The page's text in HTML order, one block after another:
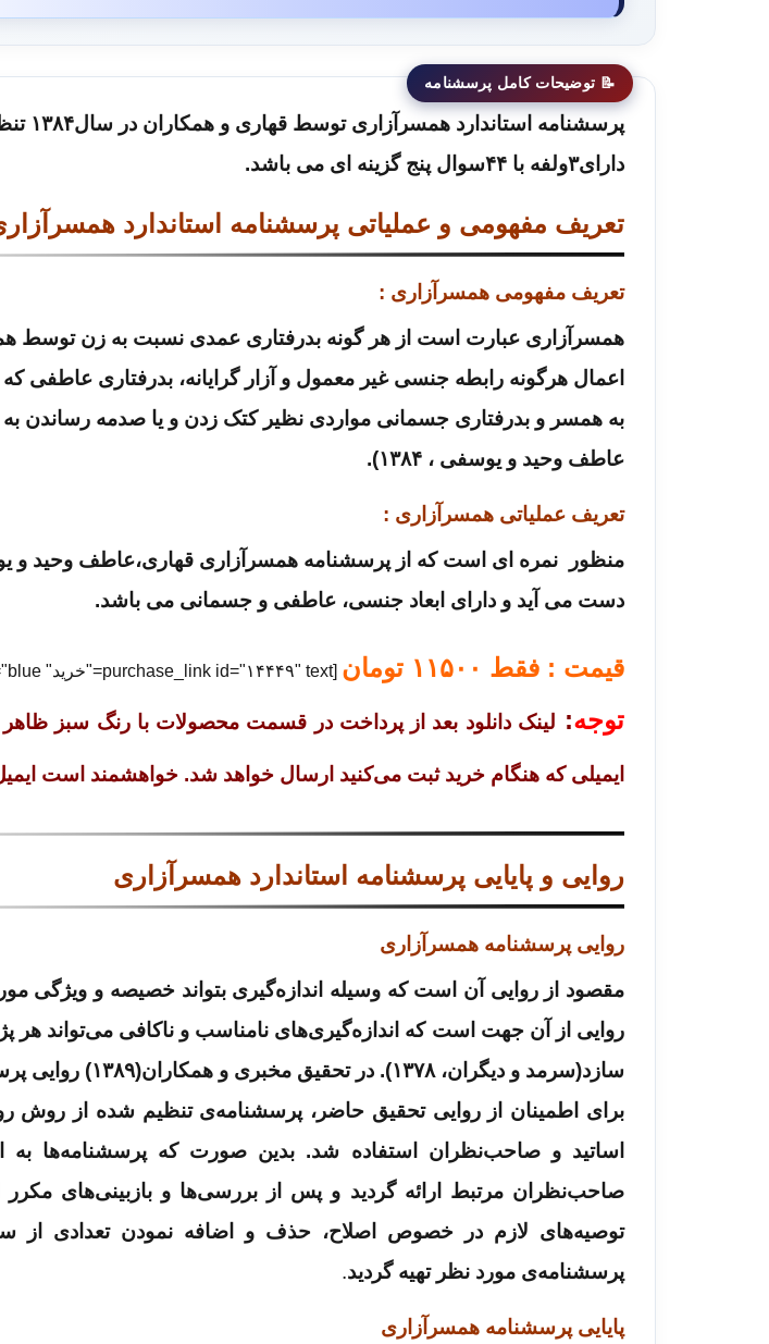
دارای۳ولفه با ۴۴سوال پنج گزینه ای می باشد.
تعریف مفهومی و عملیاتی پرسشنامه استاندارد
تعریف مفهومی همسرآزاری :
همسرآزاری عبارت است از هر گونه بدرفتاری عمدی نسبت به زن توسط
اعمال هرگونه رابطه جنسی غیر معمول و آزار گرایانه، بدرفتاری عاطفی
به همسر و بدرفتاری جسمانی مواردی نظیر کتک زدن و یا صدمه رساندن به
عاطف وحید و یوسفی ، ۱۳۸۴).
تعریف عملیاتی همسرآزاری :
دست می آید و دارای ابعاد جنسی، عاطفی و جسمانی می باشد.
قیمت : فقط ۱۱۵۰۰ تومان [purchase_link id="۱۴۴۴۹" text="خرید" style="button" color="blue"]
توجه: لینک دانلود بعد از پرداخت در قسمت محصولات با رنگ سبز ظاهر
ایمیلی که هنگام خرید ثبت می‌کنید ارسال خواهد شد. خواهشمند است
روایی و پایایی پرسشنامه استاندارد همسرآزاری
روایی پرسشنامه همسرآزاری
مقصود از روایی آن است که وسیله اندازه‌گیری بتواند خصیصه و ویژگی
روایی از آن جهت است که اندازه‌گیری‌های نامناسب و ناکافی می‌تواند هر
سازد(سرمد و دیگران، ۱۳۷۸). در تحقیق مخبری و همکاران(۱۳۸۹) روایی پرسشنامه مورد تایید قرار گرفت.
برای اطمینان از روایی تحقیق حاضر، پرسشنامه‌ی تنظیم شده از روش
اساتید و صاحب‌نظران استفاده شد. بدین صورت که پرسشنامه­‌ها به
صاحب‌نظران مرتبط ارائه گردید و پس از بررسی‌ها و بازبینی‌های مکرر
توصیه‌های لازم در خصوص اصلاح، حذف و اضافه نمودن تعدادی از
پرسشنامه­‌ی مورد نظر تهیه گردید.
پایایی پرسشنامه همسرآزاری